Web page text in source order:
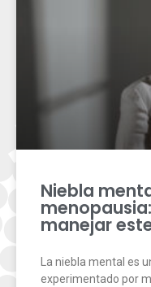
Niebla
manejar
La niebla mental es
experimentado por